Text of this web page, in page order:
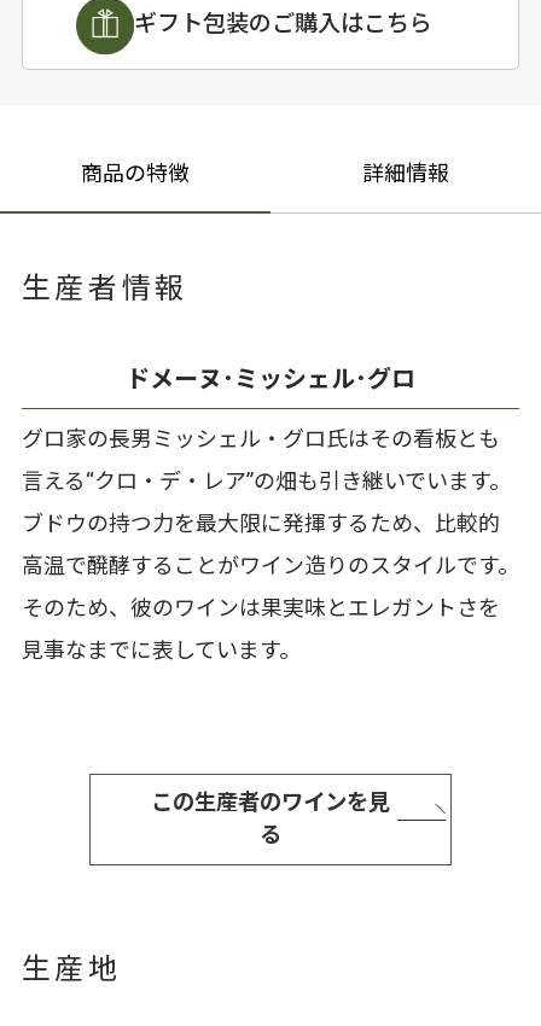
ギフト包装のご購入はこちら
商品の特徴 詳細情報
生産者情報
ドメーヌ･ミッシェル･グロ
グロ家の長男ミッシェル・グロ氏はその看板とも
言える“クロ・デ・レア”の畑も引き継いでいます。
ブドウの持つ力を最大限に発揮するため、比較的
高温で醗酵することがワイン造りのスタイルです。
そのため、彼のワインは果実味とエレガントさを
見事なまでに表しています。
この生産者のワインを見
る
生産地